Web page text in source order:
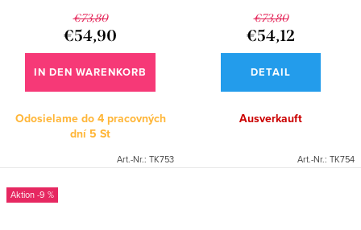
€73,80
€54,90
IN DEN WARENKORB
Odosielame do 4 pracovných
dní5 St
Art.-Nr.: TK753
€73,80
€54,12
DETAIL
Ausverkauft
Art.-Nr.: TK754
-9 %